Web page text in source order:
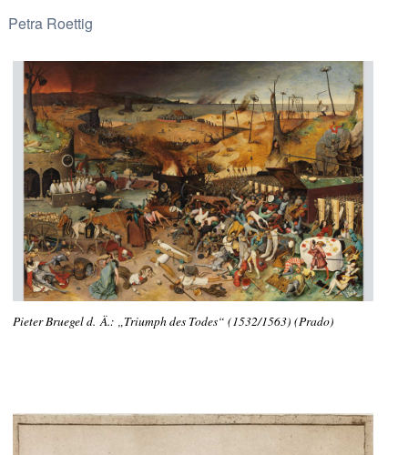
Petra Roettig
Pieter Bruegel d. Ä.: „Triumph des Todes“ (1532/1563) (Prado)